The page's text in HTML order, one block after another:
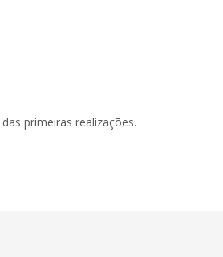
primeiras realizações.